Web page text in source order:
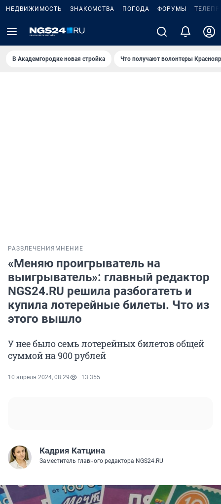
НЕДВИЖИМОСТЬ ЗНАКОМСТВА ПОГОДА ФОРУМЫ
В Академгородке новая стройка Что получают волонтеры
РАЗВЛЕЧЕНИЯ МНЕНИЕ
«Меняю проигрыватель на
выигрыватель»: главный редактор
NGS24.RU решила разбогатеть и
купила лотерейные билеты. Что из
этого вышло
У нее было семь лотерейных билетов общей
суммой на 900 рублей
10 апреля 2024, 08:29 13 355
Кадрия Катцина
Заместитель главного редактора NGS24.RU